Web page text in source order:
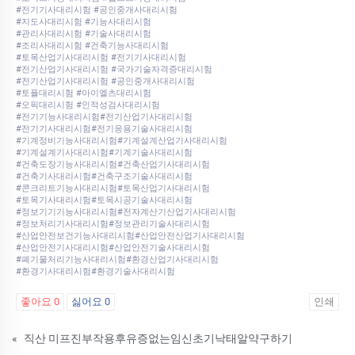
#전기기사대리시험 #공인중개사대리시험
#지도사대리시험 #기능사대리시험
#관리사대리시험 #기술사대리시험
#조리사대리시험 #건축기능사대리시험
#토목산업기사대리시험 #전기기사대리시험
#전기산업기사대리시험 #국가기술자격증대리시험
#전기산업기사대리시험 #공인중개사대리시험
#토플대리시험 #아이엘츠대리시험
#오픽대리시험 #인적성검사대리시험
#전기기능사대리시험#전기산업기사대리시험
#전기기사대리시험#전기응용기술사대리시험
#기계정비기능사대리시험#기계설계산업기사대리시험
#기계설계기사대리시험#기계기술사대리시험
#건축도장기능사대리시험#건축산업기사대리시험
#건축기사대리시험#건축구조기술사대리시험
#콘크리트기능사대리시험#토목산업기사대리시험
#토목기사대리시험#토목시공기술사대리시험
#정보기기기능사대리시험#전자계산기산업기사대리시험
#정보처리기사대리시험#정보관리기술사대리시험
#산업안전보건기능사대리시험#산업안전산업기사대리시험
#산업안전기사대리시험#산업안전기술사대리시험
#폐기물처리기능사대리시험#환경산업기사대리시험
#환경기사대리시험#환경기술사대리시험
좋아요 0 싫어요 0 인쇄
«
직산 미프진부작용후유증없는임신초기낙태알약구하기